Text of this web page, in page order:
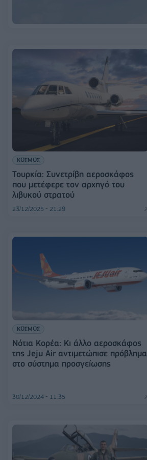
ΚΟΣΜΟΣ
Τουρκία: Συνετρίβη αεροσκάφος
που μετέφερε τον αρχηγό του
λιβυκού στρατού
23/12/2025 - 21:29
ΚΟΣΜΟΣ
Νότια Κορέα: Κι άλλο αεροσκάφος
της Jeju Air αντιμετώπισε πρόβλημα
στο σύστημα προσγείωσης
30/12/2024 - 11:35